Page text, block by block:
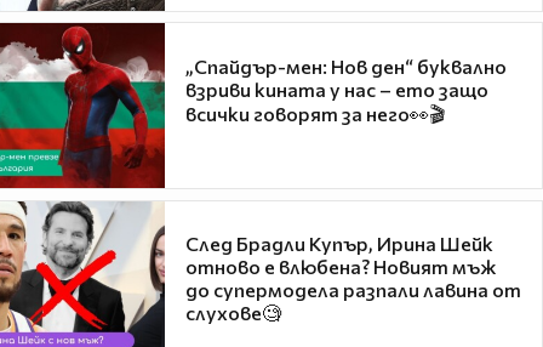
„Спайдър-мен: Нов ден“ буквално
взриви кината у нас – ето защо
всички говорят за него👀🎬
След Брадли Купър, Ирина Шейк
отново е влюбена? Новият мъж
до супермодела разпали лавина от
слухове🧐